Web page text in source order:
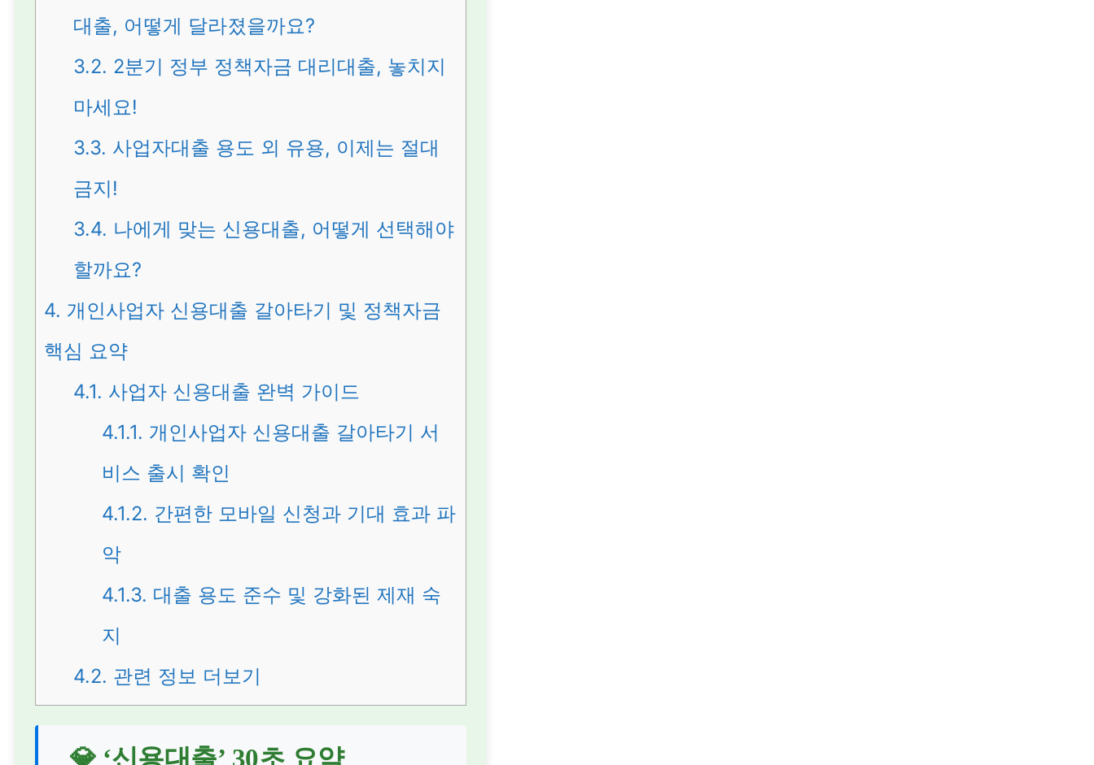
대출, 어떻게 달라졌을까요?
3.2. 2분기 정부 정책자금 대리대출, 놓치지
마세요!
3.3. 사업자대출 용도 외 유용, 이제는 절대
금지!
3.4. 나에게 맞는 신용대출, 어떻게 선택해야
할까요?
4. 개인사업자 신용대출 갈아타기 및 정책자금
핵심 요약
4.1. 사업자 신용대출 완벽 가이드
4.1.1. 개인사업자 신용대출 갈아타기 서
비스 출시 확인
4.1.2. 간편한 모바일 신청과 기대 효과 파
악
4.1.3. 대출 용도 준수 및 강화된 제재 숙
지
4.2. 관련 정보 더보기
💎 ‘신용대출’ 30초 요약